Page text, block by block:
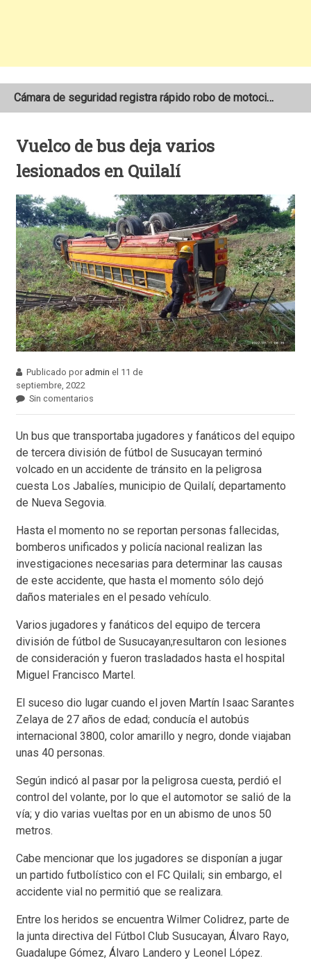
Cámara de seguridad registra rápido robo de motocicleta en el barrio Santo Domingo de Estelí
Vuelco de bus deja varios
lesionados en Quilalí
Publicado por admin el 11 de
septiembre, 2022
Sin comentarios
Un bus que transportaba jugadores y fanáticos del equipo
de tercera división de fútbol de Susucayan terminó
volcado en un accidente de tránsito en la peligrosa
cuesta Los Jabalíes, municipio de Quilalí, departamento
de Nueva Segovia.
Hasta el momento no se reportan personas fallecidas,
bomberos unificados y policía nacional realizan las
investigaciones necesarias para determinar las causas
de este accidente, que hasta el momento sólo dejó
daños materiales en el pesado vehículo.
Varios jugadores y fanáticos del equipo de tercera
división de fútbol de Susucayan;resultaron con lesiones
de consideración y fueron trasladados hasta el hospital
Miguel Francisco Martel.
El suceso dio lugar cuando el joven Martín Isaac Sarantes
Zelaya de 27 años de edad; conducía el autobús
internacional 3800, color amarillo y negro, donde viajaban
unas 40 personas.
Según indicó al pasar por la peligrosa cuesta, perdió el
control del volante, por lo que el automotor se salió de la
vía; y dio varias vueltas por en un abismo de unos 50
metros.
Cabe mencionar que los jugadores se disponían a jugar
un partido futbolístico con el FC Quilali; sin embargo, el
accidente vial no permitió que se realizara.
Entre los heridos se encuentra Wilmer Colidrez, parte de
la junta directiva del Fútbol Club Susucayan, Álvaro Rayo,
Guadalupe Gómez, Álvaro Landero y Leonel López.